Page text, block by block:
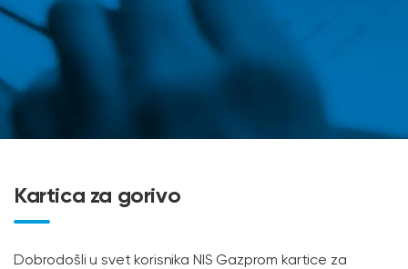
Kartica za gorivo
Dobrodošli u svet korisnika NIS Gazprom kartice za